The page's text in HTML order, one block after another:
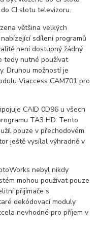
CI slotu televizoru.
většina velkých
sdílení programů
není dostupný žádný
tedy nutné používat
Druhou možností je
Viaccess CAM701 pro
CAID 0D96 u všech
TA3 HD. Tento
pouze v přechodovém
ještě vysílal výhradně v
nebyl nikdy
mohou používat pouze
přijímače s
dekódovací moduly
nevhodné pro příjem v